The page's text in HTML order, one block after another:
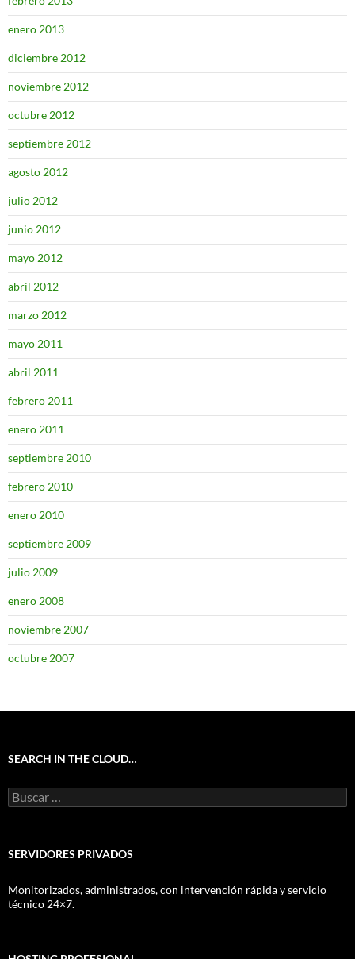
enero 2013
diciembre 2012
noviembre 2012
octubre 2012
septiembre 2012
agosto 2012
julio 2012
junio 2012
mayo 2012
abril 2012
marzo 2012
mayo 2011
abril 2011
febrero 2011
enero 2011
septiembre 2010
febrero 2010
enero 2010
septiembre 2009
julio 2009
enero 2008
noviembre 2007
octubre 2007
SEARCH IN THE CLOUD…
Buscar:
SERVIDORES PRIVADOS
Monitorizados, administrados, con intervención rápida y servicio
técnico 24×7.